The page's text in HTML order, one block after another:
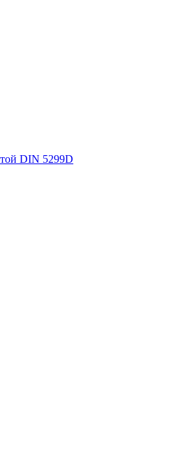
DIN 5299D